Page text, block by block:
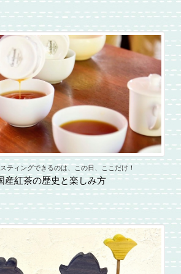
ティングできるのは、この日、ここだけ！
産紅茶の歴史と楽しみ方